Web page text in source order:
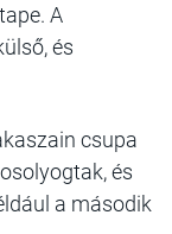
A
és
csupa
és
a második